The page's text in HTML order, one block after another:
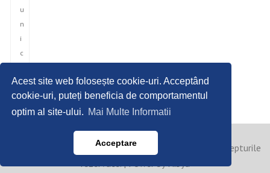
Acest site web folosește cookie-uri. Acceptând
cookie-uri, puteți beneficia de comportamentul
optim al site-ului. Mai Multe Informatii
Acceptare
u
n
i
c
r
e
Copyright © 2023 Agentia Romana de Presari. Toate drepturile